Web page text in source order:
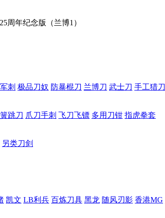
周年纪念版（兰博1）
刺 极品刀奴 防暴棍刀 兰博刀 武士刀 手工猎刀
跳刀 爪刀手刺 飞刀飞镖 多用刀钳 指虎拳套
另类刀剑
凯文 LB利兵 百炼刀具 黑龙 随风刃影 香港MG